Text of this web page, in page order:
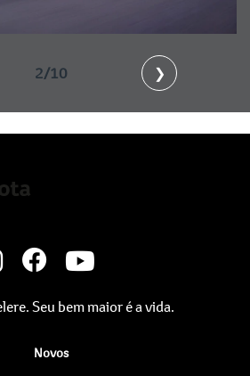
2/10 ❯
Seu bem maior é a vida.
Novos